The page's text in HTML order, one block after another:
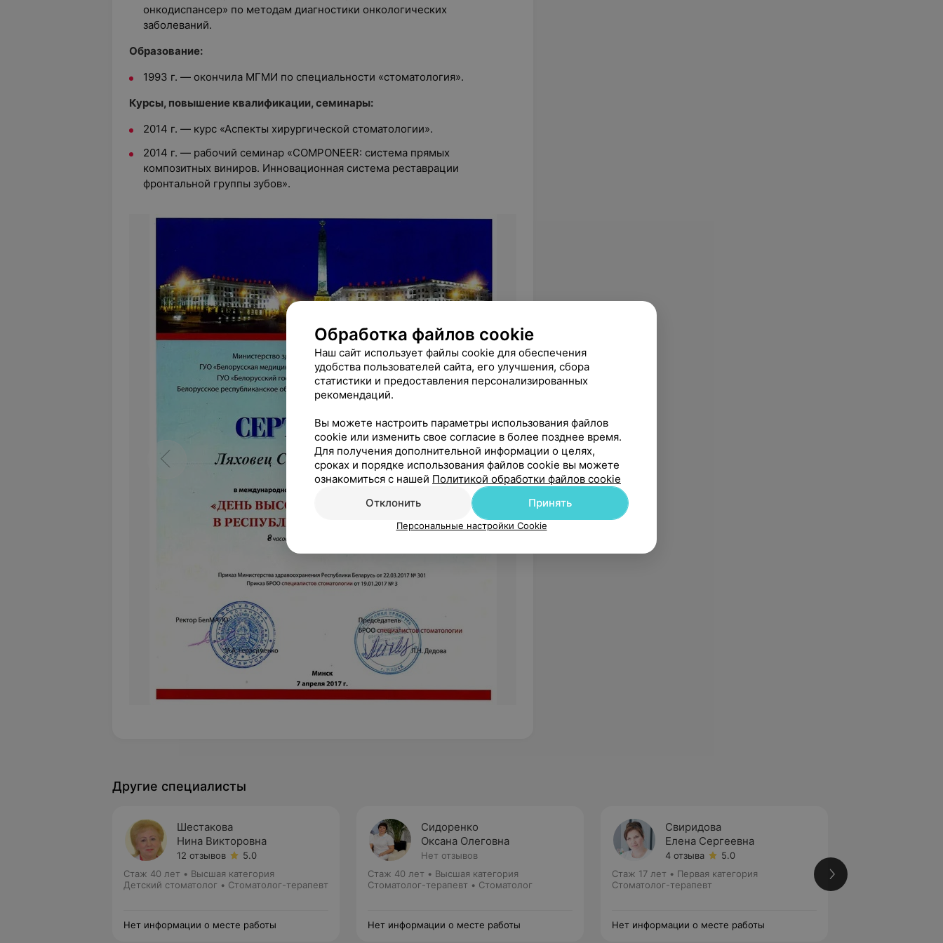
онкодиспансер» по методам диагностики онкологических
заболеваний.
Образование:
1993 г. — окончила МГМИ по специальности «стоматология».
Курсы, повышение квалификации, семинары:
2014 г. — курс «Аспекты хирургической стоматологии».
2014 г. — рабочий семинар «COMPONEER: система прямых
композитных виниров. Инновационная система реставрации
фронтальной группы зубов».
Другие специалисты
Шестакова
Нина Викторовна
12 отзывов
5.0
Стаж 40 лет • Высшая категория
Детский стоматолог • Стоматолог-терапевт
Нет информации о месте работы
Сидоренко
Оксана Олеговна
Нет отзывов
Стаж 40 лет • Высшая категория
Стоматолог-терапевт • Стоматолог
Нет информации о месте работы
Свиридова
Елена Сергеевна
4 отзыва
5.0
Стаж 17 лет • Первая категория
Стоматолог-терапевт
Нет информации о месте работы
Обработка файлов cookie
Наш сайт использует файлы cookie для обеспечения
удобства пользователей сайта, его улучшения, сбора
статистики и предоставления персонализированных
рекомендаций.
Вы можете настроить параметры использования файлов
cookie или изменить свое согласие в более позднее время.
Для получения дополнительной информации о целях,
сроках и порядке использования файлов cookie вы можете
ознакомиться с нашей Политикой обработки файлов cookie
Отклонить
Принять
Персональные настройки Cookie